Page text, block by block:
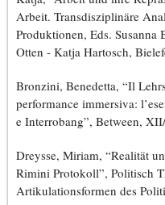
Arbeit. Transdisziplinäre
Produktionen, Eds.
Otten - Katja Hartosch,
Bronzini, Benedetta, “Il
performance immersiva:
e Interrobang”, Between,
Dreysse, Miriam, “Realität
Rimini Protokoll”, Politisch
Artikulationsformen des